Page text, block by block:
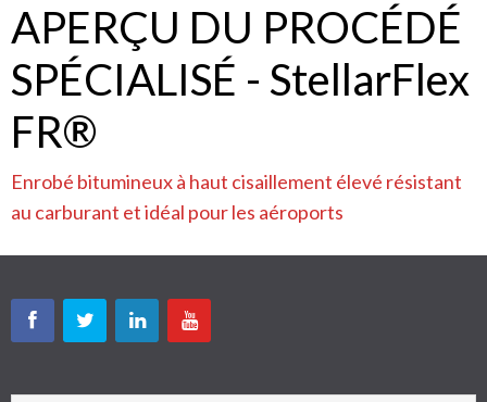
APERÇU DU PROCÉDÉ
SPÉCIALISÉ - StellarFlex
FR®
Enrobé bitumineux à haut cisaillement élevé résistant
au carburant et idéal pour les aéroports